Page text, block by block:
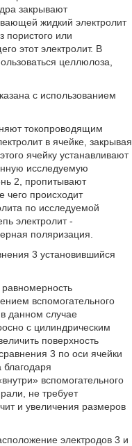
закрывают
жидкий электролит
пористого или
этот электролит. В
целлюлоза,
с использованием
токопроводящим
в ячейке, закрывая
ячейку устанавливают
исследуемую
2, пропитывают
чего происходит
по исследуемой
электролит -
поляризация.
3 установившийся
вспомогательного
данном случае
с цилиндрическим
поверхность
3 по оси ячейки
благодаря
вспомогательного
не требует
и увеличения размеров
электродов 3 и